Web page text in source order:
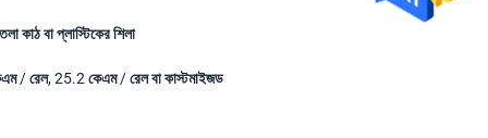
কাঠ বা প্লাস্টিকের শিলা
/ রেল, 25.2 কেএম / রেল বা কাস্টমাইজড